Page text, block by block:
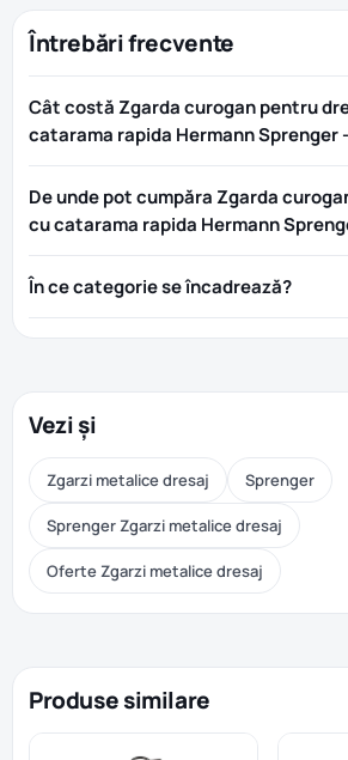
Întrebări frecvente
Cât costă Zgarda curogan pentru
catarama rapida Hermann Sprenger
De unde pot cumpăra Zgarda
cu catarama rapida Hermann
În ce categorie se încadrează?
Vezi și
Zgarzi metalice dresaj Sprenger
Sprenger Zgarzi metalice dresaj
Oferte Zgarzi metalice dresaj
Produse similare